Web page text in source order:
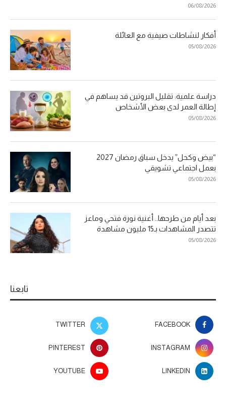
06/08/2026
أفكار لنشاطات صيفية مع العائلة
05/08/2026
دراسة علمية: تقليل البروتين قد يساهم في
إطالة العمر لدى بعض الأشخاص
05/08/2026
“بيض وكحل” يدخل سباق رمضان 2027
بعمل اجتماعي تشويقي
05/08/2026
بعد أيام من طرحها.. أغنية نورة فتحي وماعز
تتصدر المشاهدات بـ15 مليون مشاهدة
05/08/2026
تابعنا
FACEBOOK
TWITTER
INSTAGRAM
PINTEREST
LINKEDIN
YOUTUBE